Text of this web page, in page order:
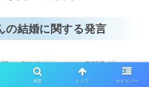
の結婚に関する発言
の『FRIDAY』による直撃取材では、
対して「こういう話どこから来るんす
検索 トップ サイドバー